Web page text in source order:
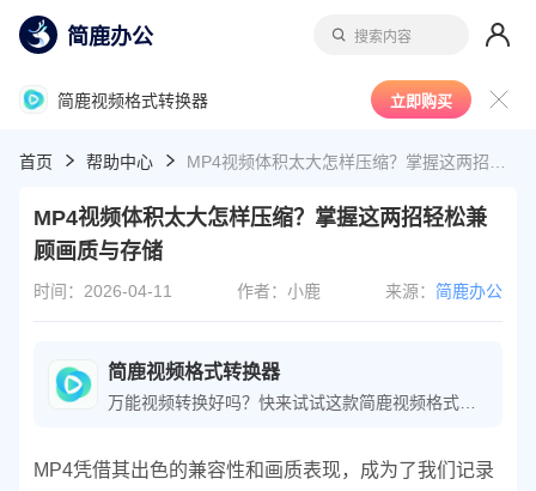
简鹿办公 搜索内容
简鹿视频格式转换器 立即购买
首页 帮助中心
MP4视频体积太大怎样压缩？掌握这两招轻松兼
顾画质与存储
时间：2026-04-11 作者：小鹿 来源： 简鹿办公
简鹿视频格式转换器
MP4凭借其出色的兼容性和画质表现，成为了我们记录